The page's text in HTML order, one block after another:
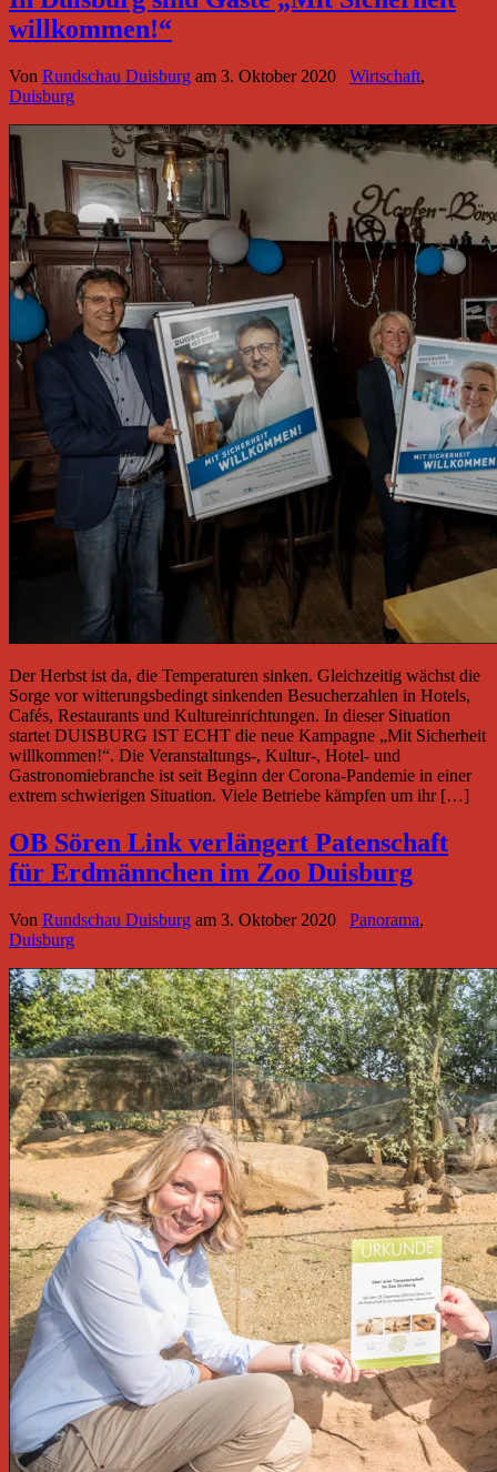
willkommen!“
Von Rundschau Duisburg am 3. Oktober 2020 Wirtschaft,
Duisburg
Der Herbst ist da, die Temperaturen sinken. Gleichzeitig wächst die
Sorge vor witterungsbedingt sinkenden Besucherzahlen in Hotels,
Cafés, Restaurants und Kultureinrichtungen. In dieser Situation
startet DUISBURG IST ECHT die neue Kampagne „Mit Sicherheit
willkommen!“. Die Veranstaltungs-, Kultur-, Hotel- und
Gastronomiebranche ist seit Beginn der Corona-Pandemie in einer
extrem schwierigen Situation. Viele Betriebe kämpfen um ihr […]
OB Sören Link verlängert Patenschaft
für Erdmännchen im Zoo Duisburg
Von Rundschau Duisburg am 3. Oktober 2020 Panorama,
Duisburg